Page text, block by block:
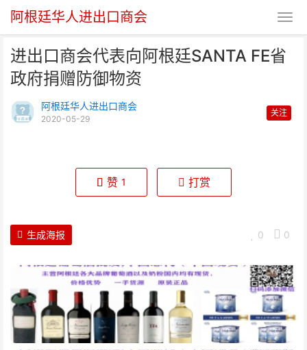
阿根廷华人进出口商会
进出口商会代表向阿根廷SANTA FE省
政府捐赠防御物资
阿根廷华人进出口商会
2020-05-29
关注
FE省政府捐赠防御
赞 1 打赏
0 0
生成海报